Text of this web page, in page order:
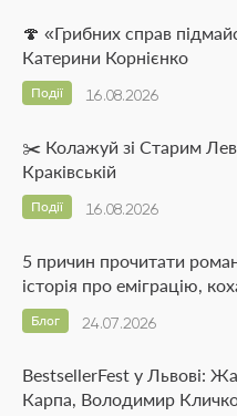
🍄 «Грибних справ
Катерини Корнієнко
16.08.2026
Події
✂️ Колажуй зі Старим
Краківській
16.08.2026
Події
5 причин прочитати
історія про еміграцію,
24.07.2026
Блог
BestsellerFest у Львові:
Карпа, Володимир Кличко